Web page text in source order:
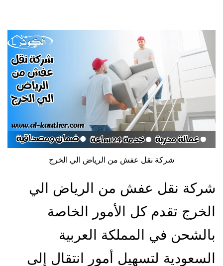
شركة نقل عفش من الرياض الي الخرج
شركة نقل عفش من الرياض الي
الخرج تقدم كل الأمور الخاصة
بالشحن في المملكة العربية
السعودية لتسهيل أمور انتقال إلى